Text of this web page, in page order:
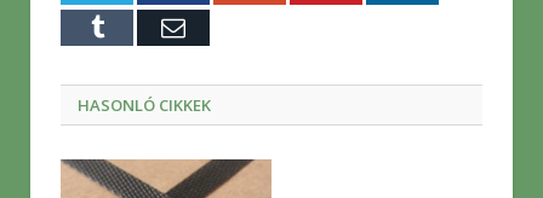
Tumblr E-
HASONLÓ CIKKEK